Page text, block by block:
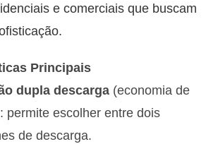
e comerciais que buscam
Principais
dupla descarga (economia de
permite escolher entre dois
de descarga.